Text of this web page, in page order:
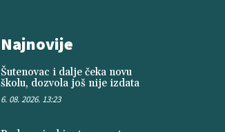
Najnovije
Šutenovac i dalje čeka novu
školu, dozvola još nije izdata
6. 08. 2026. 13:23